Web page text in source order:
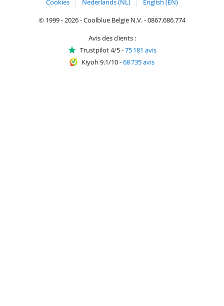
© 1999 - 2026 - Coolblue België N.V. - 0867.686.774
Avis des clients :
Trustpilot 4/5-75 181 avis
Kiyoh 9.1/10-68 735 avis